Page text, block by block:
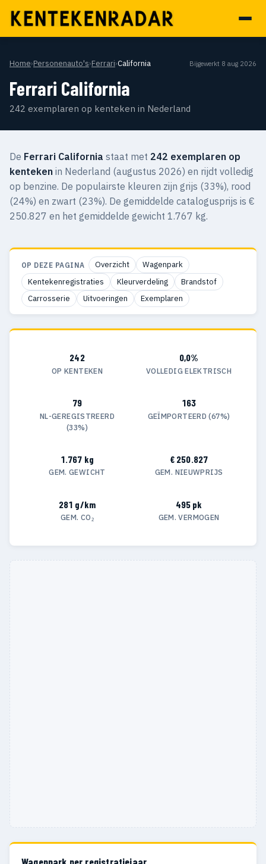
Home›Personenauto's›Ferrari›California Bijgewerkt 8 aug 2026
Ferrari California
242 exemplaren op kenteken in Nederland
De Ferrari California staat met 242 exemplaren op
kenteken in Nederland (augustus 2026) en rijdt volledig
op benzine. De populairste kleuren zijn grijs (33%), rood
(24%) en zwart (23%). De gemiddelde catalogusprijs is €
250.827 en het gemiddelde gewicht 1.767 kg.
OP DEZE PAGINA Overzicht
Wagenpark
Kentekenregistraties
Kleurverdeling
Brandstof
Carrosserie
Uitvoeringen Exemplaren
242
OP KENTEKEN
0,0%
VOLLEDIG ELEKTRISCH
79
NL-GEREGISTREERD
(33%)
163
GEÏMPORTEERD (67%)
1.767 kg
GEM. GEWICHT
€ 250.827
GEM. NIEUWPRIJS
281 g/km
GEM. CO₂
495 pk
GEM. VERMOGEN